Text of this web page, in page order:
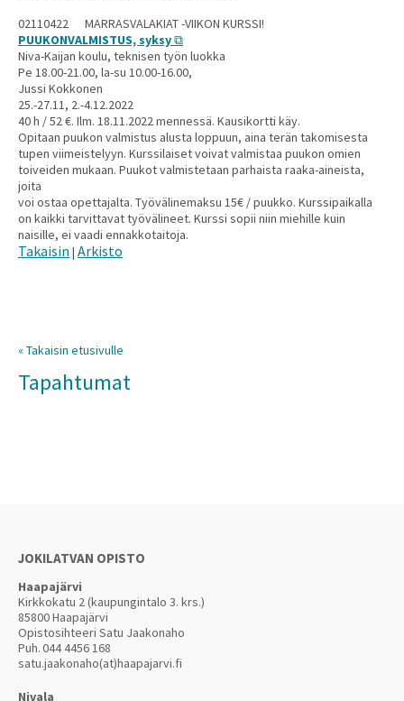
02110422 MARRASVALAKIAT -VIIKON KURSSI!
PUUKONVALMISTUS, syksy
Niva-Kaijan koulu, teknisen työn luokka
Pe 18.00-21.00, la-su 10.00-16.00,
Jussi Kokkonen
25.-27.11, 2.-4.12.2022
40 h / 52 €. Ilm. 18.11.2022 mennessä. Kausikortti käy.
Opitaan puukon valmistus alusta loppuun, aina terän takomisesta
tupen viimeistelyyn. Kurssilaiset voivat valmistaa puukon omien
toiveiden mukaan. Puukot valmistetaan parhaista raaka-aineista,
joita
voi ostaa opettajalta. Työvälinemaksu 15€ / puukko. Kurssipaikalla
on kaikki tarvittavat työvälineet. Kurssi sopii niin miehille kuin
naisille, ei vaadi ennakkotaitoja.
Takaisin | Arkisto
« Takaisin etusivulle
Tapahtumat
JOKILATVAN OPISTO
Haapajärvi
Kirkkokatu 2 (kaupungintalo 3. krs.)
85800 Haapajärvi
Opistosihteeri Satu Jaakonaho
Puh.044 4456 168
satu.jaakonaho(at)haapajarvi.fi
Nivala